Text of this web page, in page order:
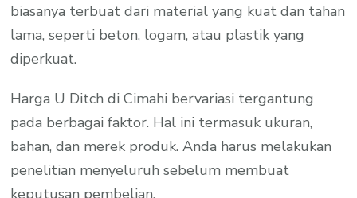
biasanya terbuat dari material yang kuat dan tahan
lama, seperti beton, logam, atau plastik yang
diperkuat.
Harga U Ditch di Cimahi bervariasi tergantung
pada berbagai faktor. Hal ini termasuk ukuran,
bahan, dan merek produk. Anda harus melakukan
penelitian menyeluruh sebelum membuat
keputusan pembelian.